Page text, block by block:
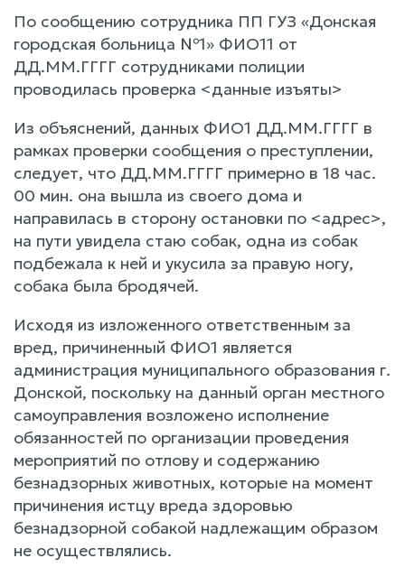
По сообщению сотрудника ПП ГУЗ «Донская
городская больница №1» ФИО11 от
ДД.ММ.ГГГГ сотрудниками полиции
проводилась проверка <данные изъяты>
Из объяснений, данных ФИО1 ДД.ММ.ГГГГ в
рамках проверки сообщения о преступлении,
следует, что ДД.ММ.ГГГГ примерно в 18 час.
00 мин. она вышла из своего дома и
направилась в сторону остановки по <адрес>,
на пути увидела стаю собак, одна из собак
подбежала к ней и укусила за правую ногу,
собака была бродячей.
Исходя из изложенного ответственным за
вред, причиненный ФИО1 является
администрация муниципального образования г.
Донской, поскольку на данный орган местного
самоуправления возложено исполнение
обязанностей по организации проведения
мероприятий по отлову и содержанию
безнадзорных животных, которые на момент
причинения истцу вреда здоровью
безнадзорной собакой надлежащим образом
не осуществлялись.